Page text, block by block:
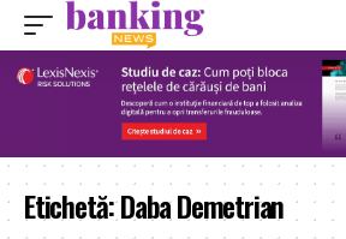
Etichetă:Daba Demetrian